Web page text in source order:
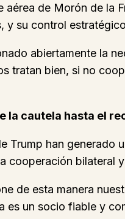
aérea de Morón de la
y su control
abiertamente la
tratan bien, si no
la cautela hasta el
Trump han
cooperación bilateral
de esta manera
es un socio fiable y